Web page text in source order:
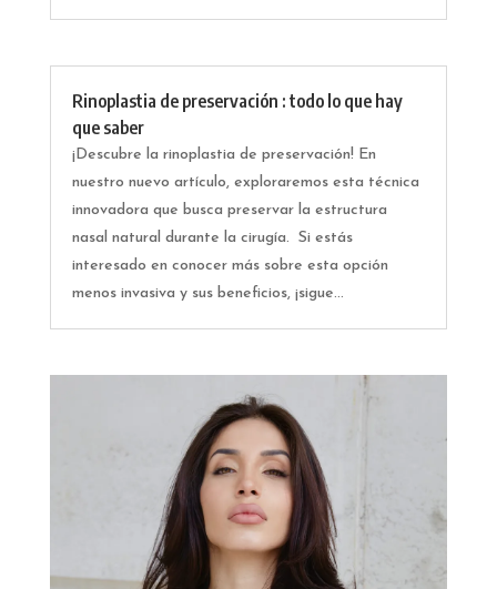
Rinoplastia de preservación : todo lo que hay
que saber
¡Descubre la rinoplastia de preservación! En
nuestro nuevo artículo, exploraremos esta técnica
innovadora que busca preservar la estructura
nasal natural durante la cirugía. Si estás
interesado en conocer más sobre esta opción
menos invasiva y sus beneficios, ¡sigue...